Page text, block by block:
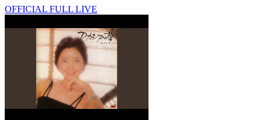
OFFICIAL FULL LIVE